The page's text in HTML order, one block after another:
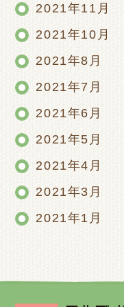
2021年11月
2021年10月
2021年8月
2021年7月
2021年6月
2021年5月
2021年4月
2021年3月
2021年1月